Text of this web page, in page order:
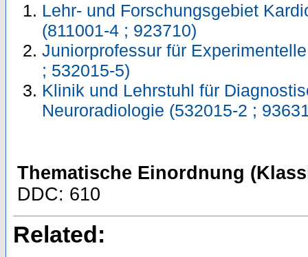
Lehr- und Forschungsgebiet
(811001-4 ; 923710)
Juniorprofessur für
; 532015-5)
Klinik und Lehrstuhl für
Neuroradiologie (532015-2 ;
Thematische Einordnung
DDC: 610
Related: